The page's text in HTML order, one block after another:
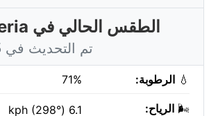
الطقس الحالي في Seria، بروني
تم التحديث في 16:15 اليوم
💧 الرطوبة: 71%
🌬️ الرياح: 6.1 kph (298°)